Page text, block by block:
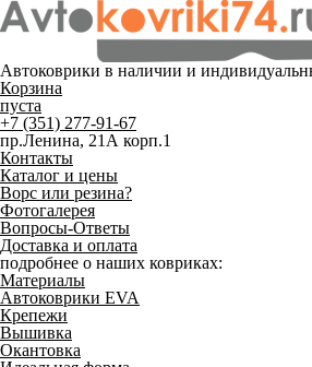
Автоковрики в наличии и
Корзина
пуста
+7 (351) 277-91-67
пр.Ленина, 21А корп.1
Контакты
Каталог и цены
Ворс или резина?
Фотогалерея
Вопросы-Ответы
Доставка и оплата
подробнее о наших ковриках:
Материалы
Автоковрики EVA
Крепежи
Вышивка
Окантовка